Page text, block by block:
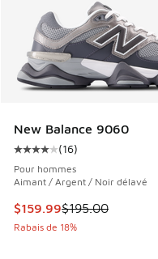
New Balance 9060
Cote moyenne du
(16)
Pour hommes
Aimant / Argent / Noir délavé
Cet article est en solde.
$159.99$195.00
Rabais de 18%